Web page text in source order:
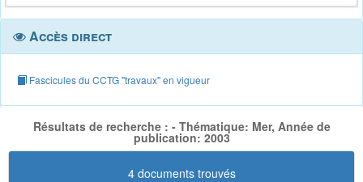
Accès direct
Fascicules du CCTG "travaux" en vigueur
Résultats de recherche : - Thématique: Mer, Année de
publication: 2003
4 documents trouvés